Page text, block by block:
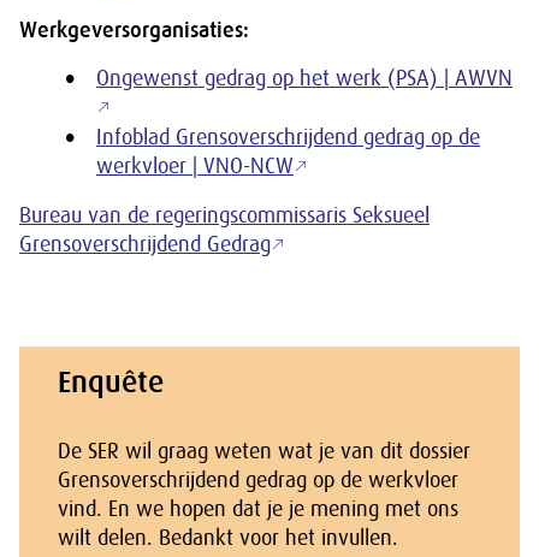
Werkgeversorganisaties:
Ongewenst gedrag op het werk (PSA) | AWVN
Infoblad Grensoverschrijdend gedrag op de
werkvloer | VNO-NCW
Bureau van de regeringscommissaris Seksueel
Grensoverschrijdend Gedrag
Enquête
De SER wil graag weten wat je van dit dossier
Grensoverschrijdend gedrag op de werkvloer
vind. En we hopen dat je je mening met ons
wilt delen. Bedankt voor het invullen.